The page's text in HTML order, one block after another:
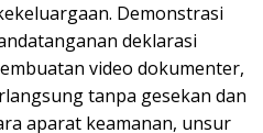
Demonstrasi
deklarasi
video dokumenter,
tanpa gesekan dan
aparat keamanan, unsur